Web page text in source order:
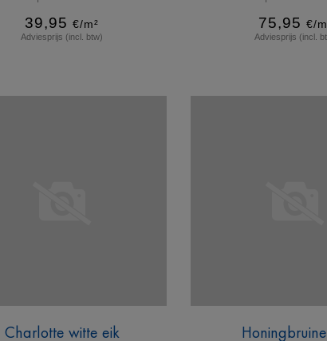
39,95 €/m²
Adviesprijs (incl. btw)
75,95 €/
Adviesprijs (incl.
Charlotte witte eik